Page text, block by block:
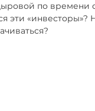
по времени
эти «инвесторы»?